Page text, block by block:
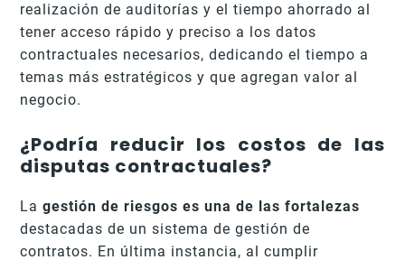
realización de auditorías y el tiempo ahorrado al
tener acceso rápido y preciso a los datos
contractuales necesarios, dedicando el tiempo a
temas más estratégicos y que agregan valor al
negocio.
¿Podría reducir los costos de las
disputas contractuales?
Lagestión de riesgos es una de las fortalezas
destacadas de un sistema de gestión de
contratos. En última instancia, al cumplir